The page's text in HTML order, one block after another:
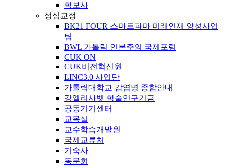
학보사
성심교정
BK21 FOUR 스마트파마 미래인재 양성사업
팀
BWL 가톨릭 인본주의 국제포럼
CUK ON
CUK비전혁신원
LINC3.0 사업단
가톨릭대학교 감염병 종합안내
강엘리사벳 학술연구기금
공동기기센터
교목실
교수학습개발원
국제교류처
기숙사
동문회